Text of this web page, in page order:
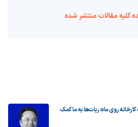
کلیه مقالات منتشر شده
روی ماه: ربات‌ها به ما کمک